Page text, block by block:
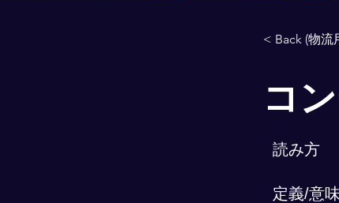
< Back (物流
コ
読み方
定義/意味